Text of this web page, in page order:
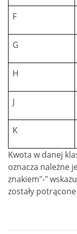
F
G
H
J
K
Kwota w danej
oznacza należne
znakiem"-"
zostały